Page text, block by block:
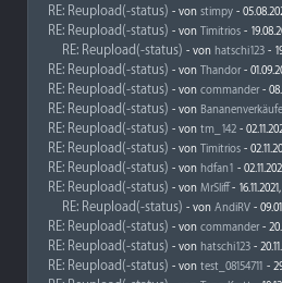
RE: Reupload(-status) - von stimpy -
RE: Reupload(-status) - von Timitrios -
RE: Reupload(-status) - von hatschi123 -
RE: Reupload(-status) - von Thandor-
RE: Reupload(-status) - von commander-
RE: Reupload(-status) - von
RE: Reupload(-status) - von tm_142 -
RE: Reupload(-status) - von Timitrios -
RE: Reupload(-status) - von hdfan1 -
RE: Reupload(-status) - von MrSliff-
RE: Reupload(-status) - von AndiRV -
RE: Reupload(-status) - von commander-
RE: Reupload(-status) - von hatschi123 -
RE: Reupload(-status) - von test_08154711 -